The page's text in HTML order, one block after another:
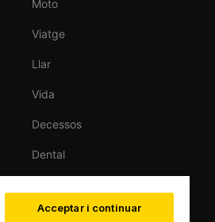
Moto
Viatge
Llar
Vida
Decessos
Dental
Esquí
Acceptar i continuar